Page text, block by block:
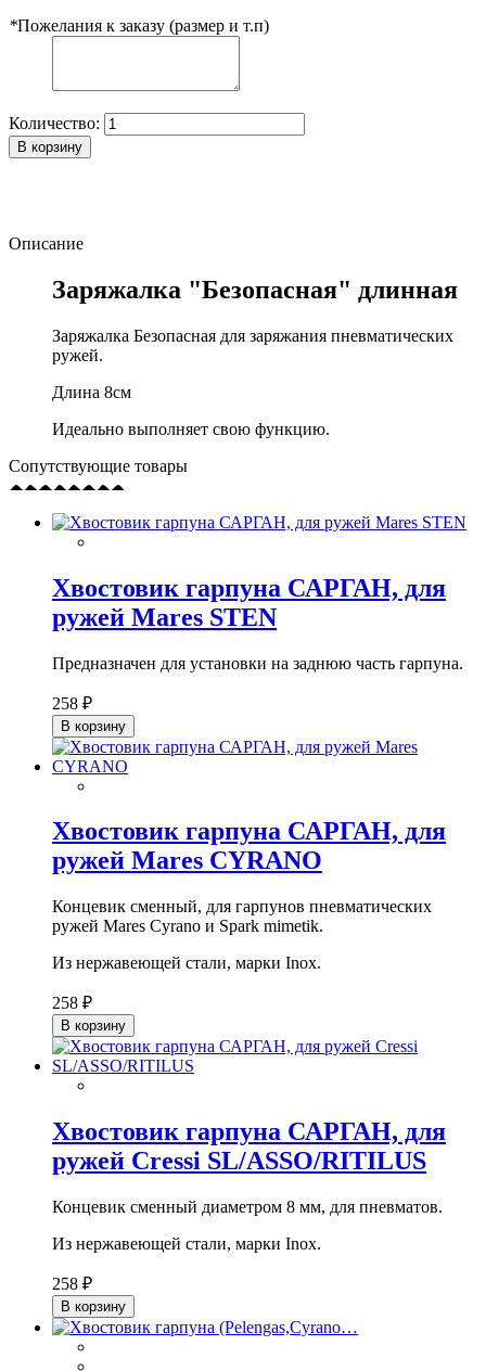
*Пожелания к заказу (размер и т.п)
Количество:
В корзину
Описание
Заряжалка "Безопасная" длинная
Заряжалка Безопасная для заряжания пневматических
ружей.
Длина 8см
Идеально выполняет свою функцию.
Сопутствующие товары
Хвостовик гарпуна САРГАН, для
ружей Mares STEN
Предназначен для установки на заднюю часть гарпуна.
258 ₽
В корзину
Хвостовик гарпуна САРГАН, для
ружей Mares CYRANO
Концевик сменный, для гарпунов пневматических
ружей Mares Cyrano и Spark mimetik.
Из нержавеющей стали, марки Inox.
258 ₽
В корзину
Хвостовик гарпуна САРГАН, для
ружей Cressi SL/ASSO/RITILUS
Концевик сменный диаметром 8 мм, для пневматов.
Из нержавеющей стали, марки Inox.
258 ₽
В корзину